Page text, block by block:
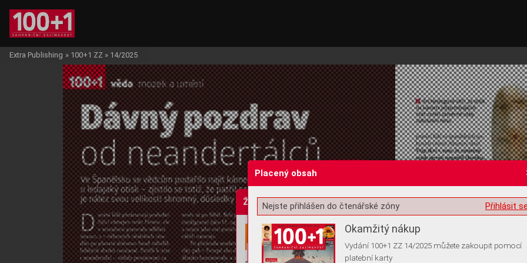
Žádost o souhlas s ukládáním volitelných informací
Extra Publishing » 100+1 ZZ » 14/2025
Placený obsah
Přihlásit
Nejste přihlášen do čtenářské zóny
Okamžitý nákup
Vydání 100+1 ZZ 14/2025 můžete zakoupit pomocí
platební karty